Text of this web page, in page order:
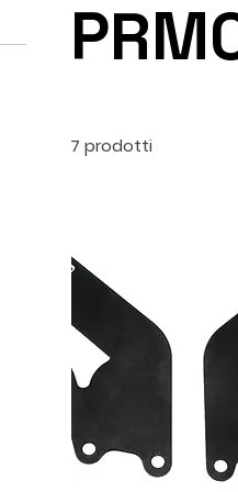
7 prodotti